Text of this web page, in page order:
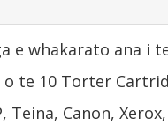
e whakarato ana i
te 10 Torter
Teina, Canon,